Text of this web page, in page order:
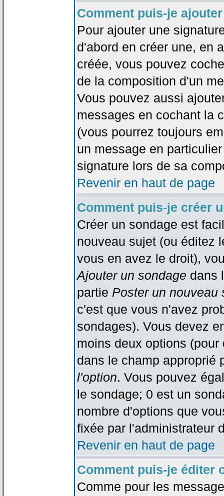
Comment puis-je
Pour ajouter une
d'abord en créer une, en
créée, vous pouvez
de la composition d'un
Vous pouvez aussi
messages en cochant la
(vous pourrez toujours
un message en
signature lors de sa
Revenir en haut de page
Comment puis-je créer
Créer un sondage est
nouveau sujet (ou éditez
vous en avez le droit),
Ajouter un sondage dans
partie Poster un nouveau
c'est que vous n'avez
sondages). Vous devez
moins deux options
dans le champ
l'option. Vous pouvez
le sondage; 0 est un
nombre d'options que
fixée par l'administrateur
Revenir en haut de page
Comment puis-je éditer
Comme pour les